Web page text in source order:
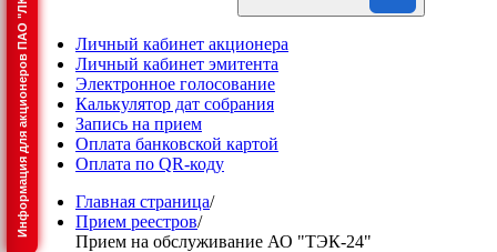
Информация для акционеров ПАО "ЛК "Европлан"
Личный кабинет акционера
Личный кабинет эмитента
Электронное голосование
Калькулятор дат собрания
Запись на прием
Оплата банковской картой
Оплата по QR-коду
Главная страница/
Прием реестров/
Прием на обслуживание АО "ТЭК-24"